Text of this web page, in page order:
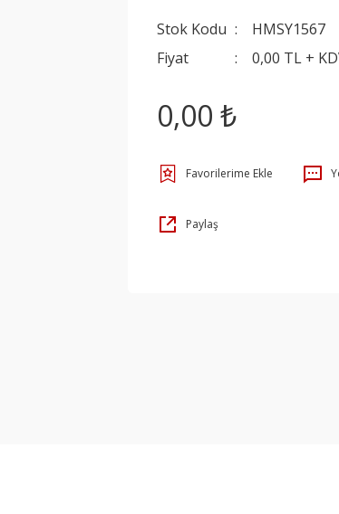
Stok Kodu
HMSY1567
Fiyat
0,00 TL +
0,00 ₺
Paylaş